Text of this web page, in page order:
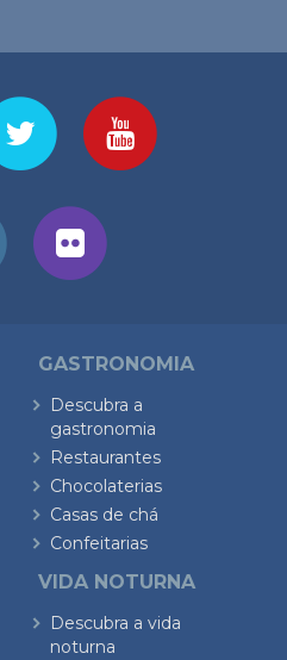
GASTRONOMIA
Descubra a
gastronomia
Restaurantes
Chocolaterias
Casas de chá
Confeitarias
VIDA NOTURNA
Descubra a vida
noturna